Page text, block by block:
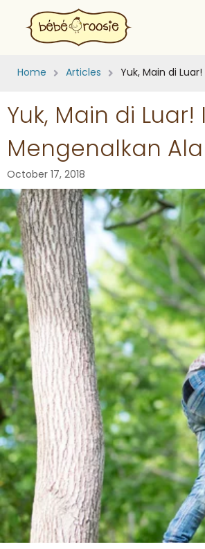
Home Articles Yuk, Main di
Yuk, Main di
Mengenalkan
October 17, 2018